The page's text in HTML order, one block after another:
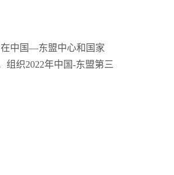
中国—东盟中心和国家
织2022年中国-东盟第三